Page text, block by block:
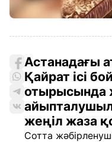
Астанадағы
Қайрат ісі
отырысында
жеңіл жаза
Сотта